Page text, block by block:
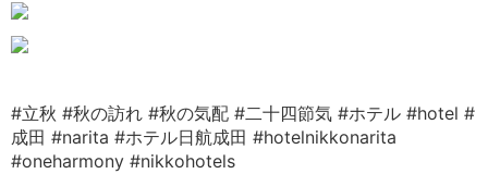
#立秋 #秋の訪れ #秋の気配 #二十四節気 #ホテル #hotel #
成田 #narita #ホテル日航成田 #hotelnikkonarita
#oneharmony #nikkohotels